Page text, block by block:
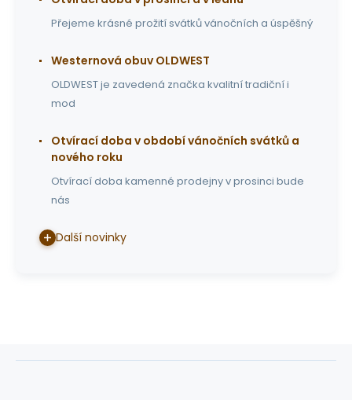
Přejeme krásné prožití svátků vánočních a úspěšný
Westernová obuv OLDWEST
OLDWEST je zavedená značka kvalitní tradiční i
mod
Otvírací doba v období vánočních svátků a
nového roku
Otvírací doba kamenné prodejny v prosinci bude
nás
Další novinky